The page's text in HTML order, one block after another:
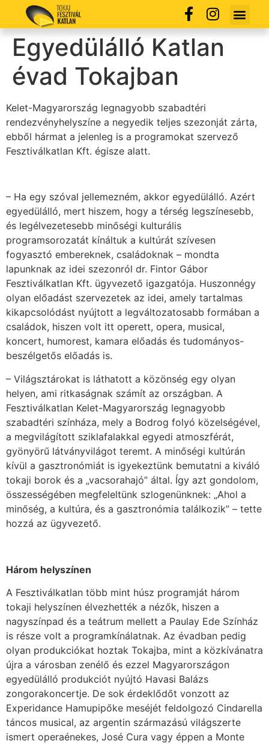
Egyedülálló Katlan
évad Tokajban
Kelet-Magyarország legnagyobb szabadtéri
rendezvényhelyszíne a negyedik teljes szezonját zárta,
ebből hármat a jelenleg is a programokat szervező
Fesztiválkatlan Kft. égisze alatt.
– Ha egy szóval jellemezném, akkor egyedülálló. Azért
egyedülálló, mert hiszem, hogy a térség legszínesebb,
és legélvezetesebb minőségi kulturális
programsorozatát kínáltuk a kultúrát szívesen
fogyasztó embereknek, családoknak – mondta
lapunknak az idei szezonról dr. Fintor Gábor
Fesztiválkatlan Kft. ügyvezető igazgatója. Huszonnégy
olyan előadást szervezetek az idei, amely tartalmas
kikapcsolódást nyújtott a legváltozatosabb formában a
családok, hiszen volt itt operett, opera, musical,
koncert, humorest, kamara előadás és tudományos-
beszélgetős előadás is.
– Világsztárokat is láthatott a közönség egy olyan
helyen, ami ritkaságnak számít az országban. A
Fesztiválkatlan Kelet-Magyarország legnagyobb
szabadtéri színháza, mely a Bodrog folyó közelségével,
a megvilágított sziklafalakkal egyedi atmoszférát,
gyönyörű látványvilágot teremt. A minőségi kultúrán
kívül a gasztronómiát is igyekeztünk bemutatni a kiváló
tokaji borok és a „vacsorahajó” által. Így azt gondolom,
összességében megfeleltünk szlogenünknek: „Ahol a
minőség, a kultúra, és a gasztronómia találkozik” – tette
hozzá az ügyvezető.
Három helyszínen
A Fesztiválkatlan több mint húsz programját három
tokaji helyszínen élvezhették a nézők, hiszen a
nagyszínpad és a teátrum mellett a Paulay Ede Színház
is része volt a programkínálatnak. Az évadban pedig
olyan produkciókat hoztak Tokajba, mint a közkívánatra
újra a városban zenélő és ezzel Magyarországon
egyedülálló produkciót nyújtó Havasi Balázs
zongorakoncertje. De sok érdeklődőt vonzott az
Experidance Hamupipőke meséjét feldolgozó Cindarella
táncos musical, az argentin származású világszerte
ismert operaénekes, José Cura vagy éppen a Monte